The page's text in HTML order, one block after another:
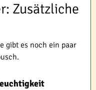
Zusätzliche
gibt es noch ein paar